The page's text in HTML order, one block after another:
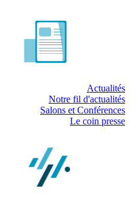
Actualités
Notre fil d'actualités
Salons et Conférences
Le coin presse